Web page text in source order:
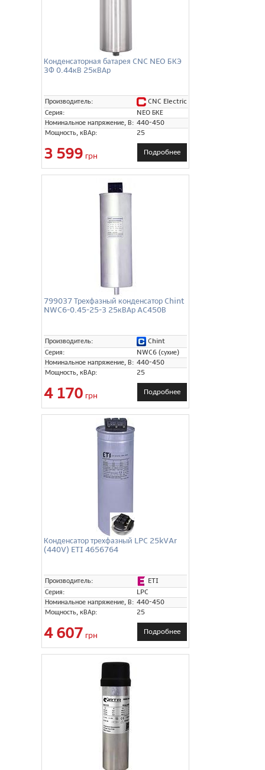
Конденсаторная батарея CNC NEO БКЭ
3Ф 0.44кВ 25кВАр
Производитель:
CNC Electric
Серия:
NEO БКЕ
Номинальное напряжение, В: 440-450
Мощность, кВАр:
25
3 599 грн Подробнее
799037 Трехфазный конденсатор Chint
NWC6-0.45-25-3 25кВАр AC450В
Производитель:
Chint
Серия:
NWC6 (сухие)
Номинальное напряжение, В: 440-450
Мощность, кВАр:
25
4 170 грн Подробнее
Конденсатор трехфазный LPC 25kVAr
(440V) ETI 4656764
Производитель:
ETI
Серия:
LPC
Номинальное напряжение, В: 440-450
Мощность, кВАр:
25
4 607 грн Подробнее